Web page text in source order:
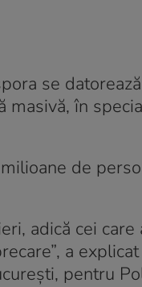
se
în
de
adică cei care
a
pentru